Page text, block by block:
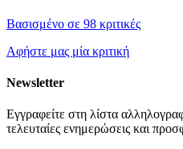
Βασισμένο σε 98 κριτικές
Αφήστε μας μία κριτική
Newsletter
Εγγραφείτε στη λίστα
τελευταίες ενημερώσεις και